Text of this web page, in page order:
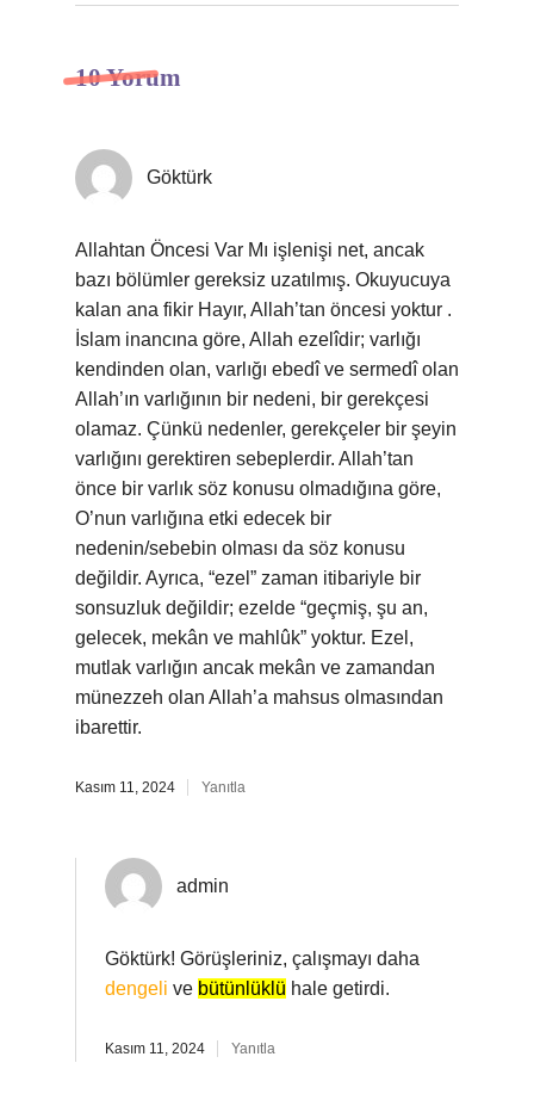
10 Yorum
Göktürk
Allahtan Öncesi Var Mı işlenişi net, ancak
bazı bölümler gereksiz uzatılmış. Okuyucuya
kalan ana fikir Hayır, Allah’tan öncesi yoktur .
İslam inancına göre, Allah ezelîdir; varlığı
kendinden olan, varlığı ebedî ve sermedî olan
Allah’ın varlığının bir nedeni, bir gerekçesi
olamaz. Çünkü nedenler, gerekçeler bir şeyin
varlığını gerektiren sebeplerdir. Allah’tan
önce bir varlık söz konusu olmadığına göre,
O’nun varlığına etki edecek bir
nedenin/sebebin olması da söz konusu
değildir. Ayrıca, “ezel” zaman itibariyle bir
sonsuzluk değildir; ezelde “geçmiş, şu an,
gelecek, mekân ve mahlûk” yoktur. Ezel,
mutlak varlığın ancak mekân ve zamandan
münezzeh olan Allah’a mahsus olmasından
ibarettir.
Kasım 11, 2024 Yanıtla
admin
Göktürk! Görüşleriniz, çalışmayı daha
dengeli ve bütünlüklü hale getirdi.
Kasım 11, 2024 Yanıtla